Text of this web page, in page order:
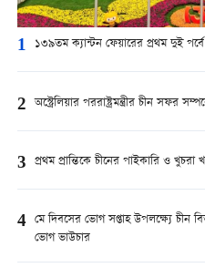
1 ১৩৯তম ক্যান্টন ফেয়ারের প্রথম দুই
2 অস্ট্রেলিয়ার পররাষ্ট্রমন্ত্রীর চীন সফর
3 প্রথম প্রান্তিকে চীনের পাইকারি ও
4 মে দিবসের ভোগ সপ্তাহ উপলক্ষ্যে চীন
ভোগ ভাউচার